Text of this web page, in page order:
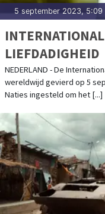
5 september 2023, 5:09
LIEFDADIGHEID
NEDERLAND - De
wereldwijd gevierd op 5
Naties ingesteld om het [...]